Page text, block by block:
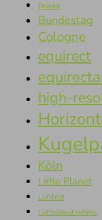
Brücke
Bundestag
Cologne
equirect
high-
Köln
Little Planet
Luftbild
Luftbildaufnahme